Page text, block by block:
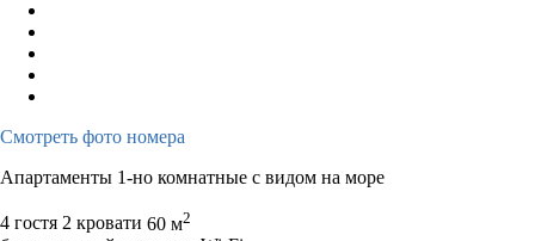
Смотреть фото номера
Апартаменты 1-но комнатные с видом на море
4 гостя 2 кровати 60 м2